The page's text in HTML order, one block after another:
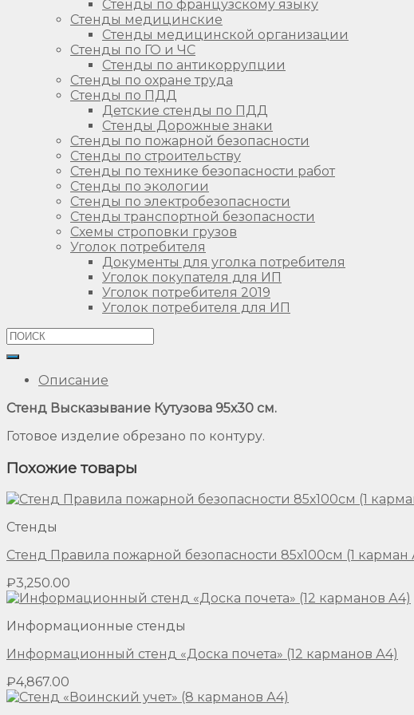
Стенды по французскому языку
Стенды медицинские
Стенды медицинской организации
Стенды по ГО и ЧС
Стенды по антикоррупции
Стенды по охране труда
Стенды по ПДД
Детские стенды по ПДД
Стенды Дорожные знаки
Стенды по пожарной безопасности
Стенды по строительству
Стенды по технике безопасности работ
Стенды по экологии
Стенды по электробезопасности
Стенды транспортной безопасности
Схемы строповки грузов
Уголок потребителя
Документы для уголка потребителя
Уголок покупателя для ИП
Уголок потребителя 2019
Уголок потребителя для ИП
Описание
Стенд Высказывание Кутузова 95х30 см.
Готовое изделие обрезано по контуру.
Похожие товары
Стенды
Стенд Правила пожарной безопасности 85х100см (1 карман
₽3,250.00
Информационные стенды
Информационный стенд «Доска почета» (12 карманов А4)
₽4,867.00